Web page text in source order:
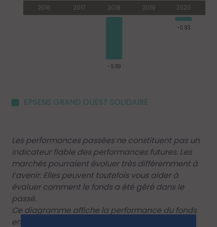
EPSENS GRAND OUEST SOLIDAIRE
Les performances passées ne constituent pas un
indicateur fiable des performances futures. Les
marchés pourraient évoluer très différemment à
l’avenir. Elles peuvent toutefois vous aider à
évaluer comment le fonds a été géré dans le
passé.
Ce diagramme affiche la performance du fonds
en pourcentage de perte ou de gain par an au